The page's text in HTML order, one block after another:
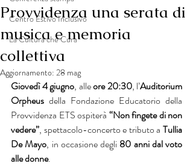
Centro Estivo Inclusivo
La Cultura che Cura
Provvidenza una serata di
musica e memoria
collettiva
Aggiornamento: 28 mag
Giovedì 4 giugno, alle ore 20:30, l’Auditorium
Orpheus della Fondazione Educatorio della
Provvidenza ETS ospiterà “Non fingete di non
vedere”, spettacolo-concerto e tributo a Tullia
De Mayo, in occasione degli 80 anni dal voto
alle donne.